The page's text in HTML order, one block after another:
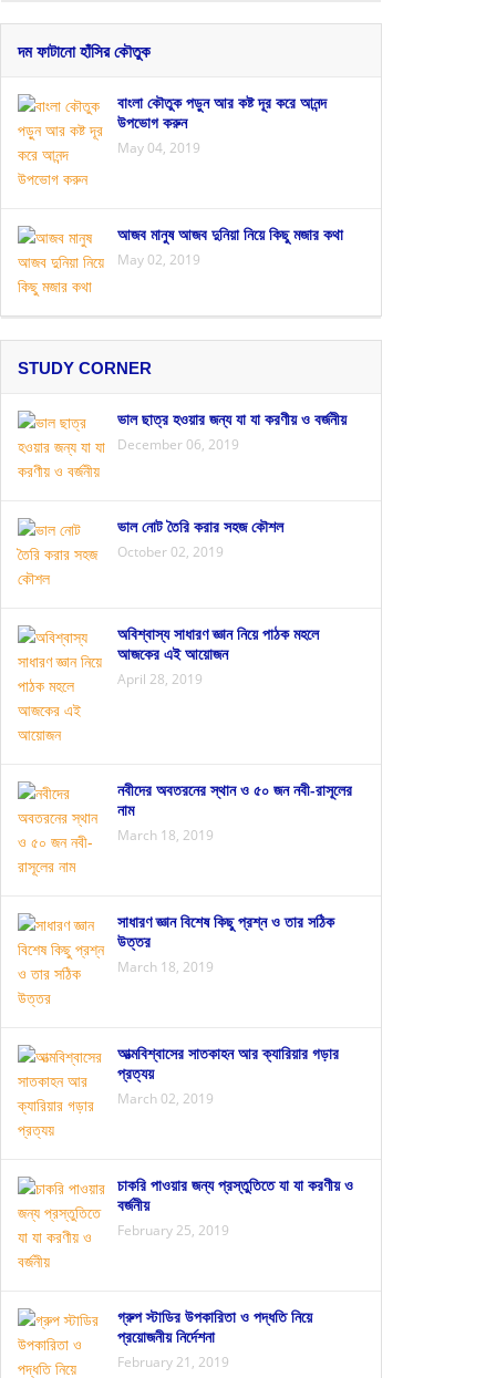
দম ফাটানো হাঁসির কৌতুক
বাংলা কৌতুক পড়ুন আর কষ্ট দূর করে আনন্দ
উপভোগ করুন
May 04, 2019
আজব মানুষ আজব দুনিয়া নিয়ে কিছু মজার কথা
May 02, 2019
STUDY CORNER
ভাল ছাত্র হওয়ার জন্য যা যা করণীয় ও বর্জনীয়
December 06, 2019
ভাল নোট তৈরি করার সহজ কৌশল
October 02, 2019
অবিশ্বাস্য সাধারণ জ্ঞান নিয়ে পাঠক মহলে
আজকের এই আয়োজন
April 28, 2019
নবীদের অবতরনের স্থান ও ৫০ জন নবী-রাসূলের
নাম
March 18, 2019
সাধারণ জ্ঞান বিশেষ কিছু প্রশ্ন ও তার সঠিক
উত্তর
March 18, 2019
আত্মবিশ্বাসের সাতকাহন আর ক্যারিয়ার গড়ার
প্রত্যয়
March 02, 2019
চাকরি পাওয়ার জন্য প্রস্তুতিতে যা যা করণীয় ও
বর্জনীয়
February 25, 2019
গ্রুপ স্টাডির উপকারিতা ও পদ্ধতি নিয়ে
প্রয়োজনীয় নির্দেশনা
February 21, 2019